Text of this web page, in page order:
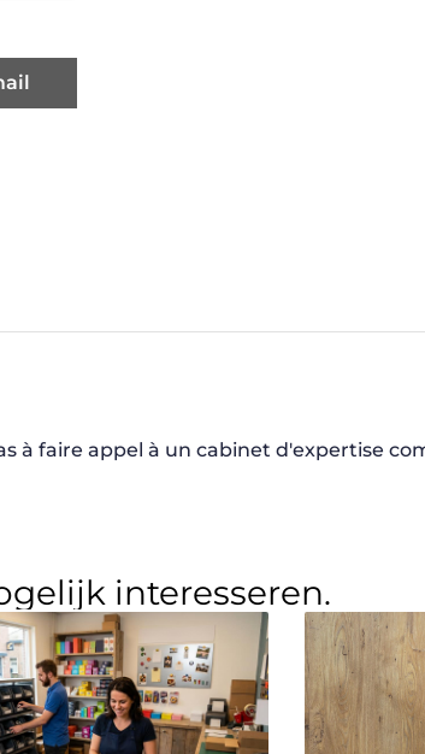
à faire appel à un cabinet d'expertise
interesseren.